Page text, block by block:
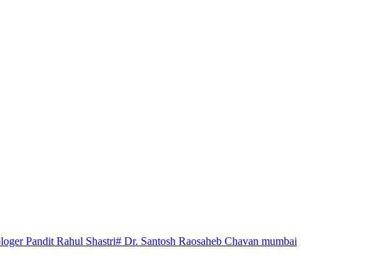
Pandit Rahul Shastri# Dr. Santosh Raosaheb Chavan mumbai